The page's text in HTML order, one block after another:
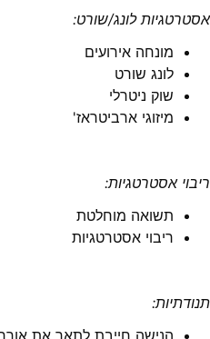
אסטרטגיות לונג/שורט:
מונחה אירועים
לונג שורט
שוק ניטרלי
מיזוגי ארביטראז'
ריבוי אסטרטגיות:
תשואה מוחלטת
ריבוי אסטרטגיות
תנודתיות: